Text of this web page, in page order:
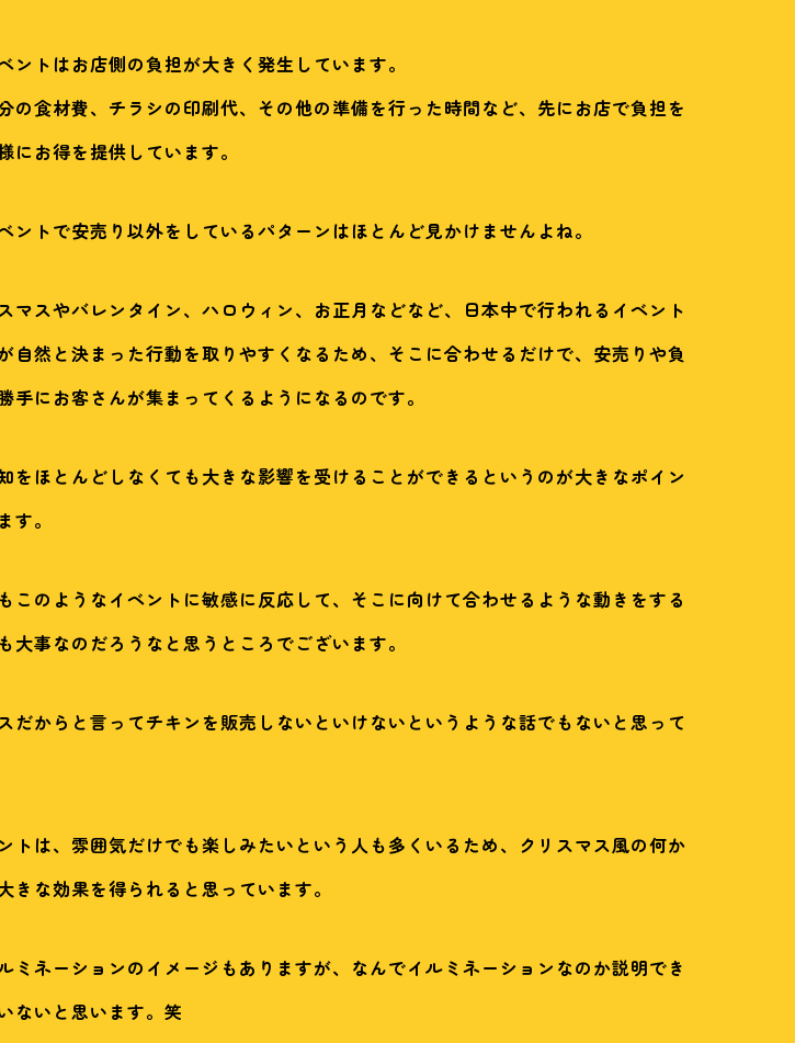
ントはお店側の負担が大きく発生しています。
の食材費、チラシの印刷代、その他の準備を行った時間など、先にお店で負担を
にお得を提供しています。
ントで安売り以外をしているパターンはほとんど見かけませんよね。
マスやバレンタイン、ハロウィン、お正月などなど、日本中で行われるイベント
自然と決まった行動を取りやすくなるため、そこに合わせるだけで、安売りや負
手にお客さんが集まってくるようになるのです。
をほとんどしなくても大きな影響を受けることができるというのが大きなポイン
す。
このようなイベントに敏感に反応して、そこに向けて合わせるような動きをする
大事なのだろうなと思うところでございます。
だからと言ってチキンを販売しないといけないというような話でもないと思って
トは、雰囲気だけでも楽しみたいという人も多くいるため、クリスマス風の何か
きな効果を得られると思っています。
ミネーションのイメージもありますが、なんでイルミネーションなのか説明でき
ないと思います。笑